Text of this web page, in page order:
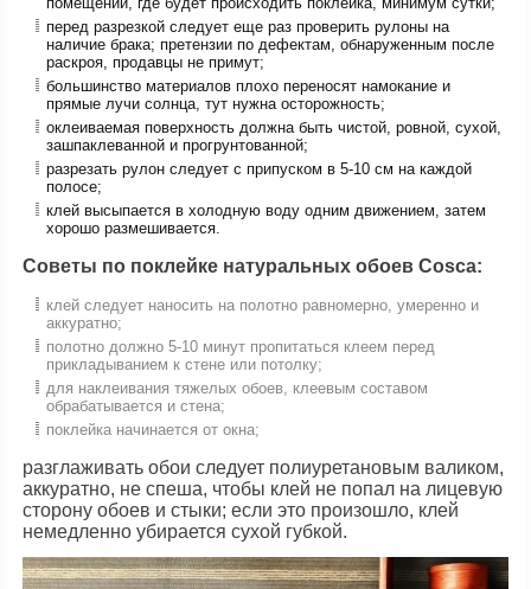
перед разрезкой следует еще раз проверить рулоны на
наличие брака; претензии по дефектам, обнаруженным после
раскроя, продавцы не примут;
большинство материалов плохо переносят намокание и
прямые лучи солнца, тут нужна осторожность;
оклеиваемая поверхность должна быть чистой, ровной, сухой,
зашпаклеванной и прогрунтованной;
разрезать рулон следует с припуском в 5-10 см на каждой
полосе;
клей высыпается в холодную воду одним движением, затем
хорошо размешивается.
Советы по поклейке натуральных обоев Сosca:
клей следует наносить на полотно равномерно, умеренно и
аккуратно;
полотно должно 5-10 минут пропитаться клеем перед
прикладыванием к стене или потолку;
для наклеивания тяжелых обоев, клеевым составом
обрабатывается и стена;
поклейка начинается от окна;
разглаживать обои следует полиуретановым валиком,
аккуратно, не спеша, чтобы клей не попал на лицевую
сторону обоев и стыки; если это произошло, клей
немедленно убирается сухой губкой.